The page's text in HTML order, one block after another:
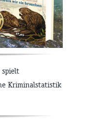
spielt
Kriminalstatistik